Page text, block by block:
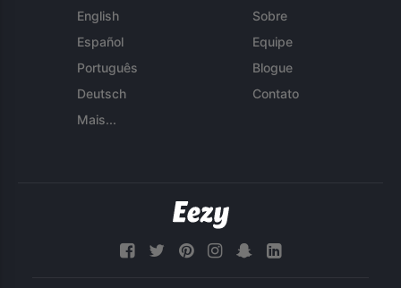
English
Español
Português
Deutsch
Mais...
Sobre
Equipe
Blogue
Contato